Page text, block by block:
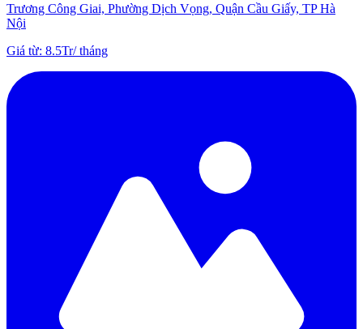
Trương Công Giai, Phường Dịch Vọng, Quận Cầu Giấy, TP Hà
Nội
Giá từ: 8.5Tr/tháng